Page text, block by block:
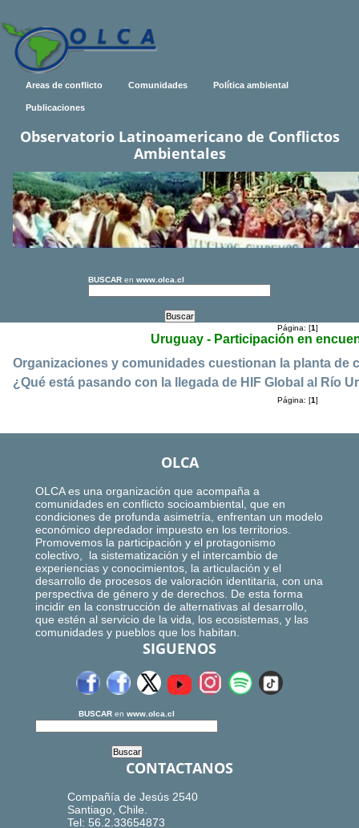
Areas de conflicto Comunidades Política ambiental
Publicaciones
Observatorio Latinoamericano de Conflictos
Ambientales
BUSCAR en www.olca.cl
Página: [1]
Uruguay - Participación en
Organizaciones y comunidades cuestionan la planta de
¿Qué está pasando con la llegada de HIF Global al Río
Página: [1]
OLCA
OLCA es una organización que acompaña a
comunidades en conflicto socioambiental, que en
condiciones de profunda asimetría, enfrentan un modelo
económico depredador impuesto en los territorios.
Promovemos la participación y el protagonismo
colectivo, la sistematización y el intercambio de
experiencias y conocimientos, la articulación y el
desarrollo de procesos de valoración identitaria, con una
perspectiva de género y de derechos. De esta forma
incidir en la construcción de alternativas al desarrollo,
que estén al servicio de la vida, los ecosistemas, y las
comunidades y pueblos que los habitan.
SIGUENOS
BUSCAR en www.olca.cl
CONTACTANOS
Compañía de Jesús 2540
Santiago, Chile.
Tel: 56.2.33654873